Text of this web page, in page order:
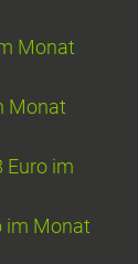
Monat
Monat
Euro im
im Monat